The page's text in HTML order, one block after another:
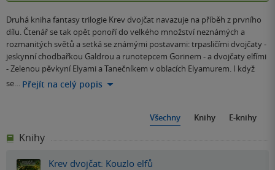
Druhá kniha fantasy trilogie Krev dvojčat navazuje na příběh z prvního
dílu. Čtenář se tak opět ponoří do velkého množství neznámých a
rozmanitých světů a setká se známými postavami: trpasličími dvojčaty -
jeskynní chodbařkou Galdrou a runotepcem Gorinem - a dvojčaty elfími
- Zelenou pěvkyní Elyami a Tanečníkem v oblacích Elyamurem. I když
se… Přejít na celý popis
Všechny Knihy E-knihy
Knihy
Krev dvojčat: Kouzlo elfů